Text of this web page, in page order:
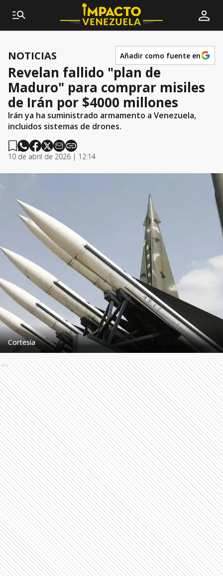
NOTICIAS Añadir como fuente en
Revelan fallido "plan de
Maduro" para comprar misiles
de Irán por $4000 millones
Irán ya ha suministrado armamento a Venezuela,
incluidos sistemas de drones.
10 de abril de 2026 | 12:14
Cortesía
Ads